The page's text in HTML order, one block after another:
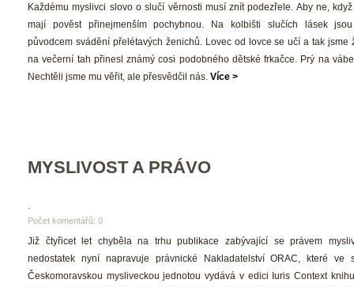
Každému myslivci slovo o slučí věrnosti musí znít podezřele. Aby ne,
mají pověst přinejmenším pochybnou. Na kolbišti slučích lásek
původcem svádění přelétavých ženichů. Lovec od lovce se učí a tak jsme
na večerní tah přinesl známý cosi podobného dětské frkačce. Prý na
Nechtěli jsme mu věřit, ale přesvědčil nás. Více >
MYSLIVOST A PRÁVO
-
Počet komentářů: 0
Již čtyřicet let chyběla na trhu publikace zabývající se právem
nedostatek nyní napravuje právnické Nakladatelství ORAC, které ve
Českomoravskou mysliveckou jednotou vydává v edici Iuris Context